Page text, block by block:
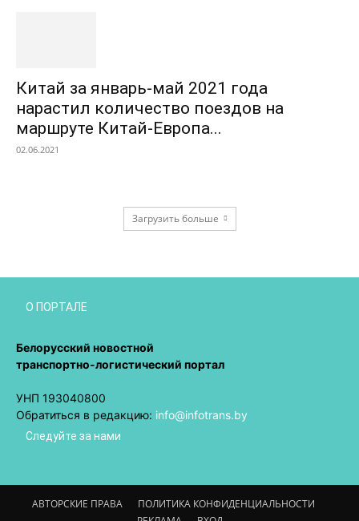
Китай за январь-май 2021 года
нарастил количество поездов на
маршруте Китай-Европа...
02.06.2021
Загрузить больше
О ПОРТАЛЕ
Белорусский новостной
транспортно-логистический портал
УНП 193040800
Обратиться в редакцию: info@infotrans.bу
Следуйте за нами
АВТОРСКИЕ ПРАВА
ПОЛИТИКА КОНФИДЕНЦИАЛЬНОСТИ